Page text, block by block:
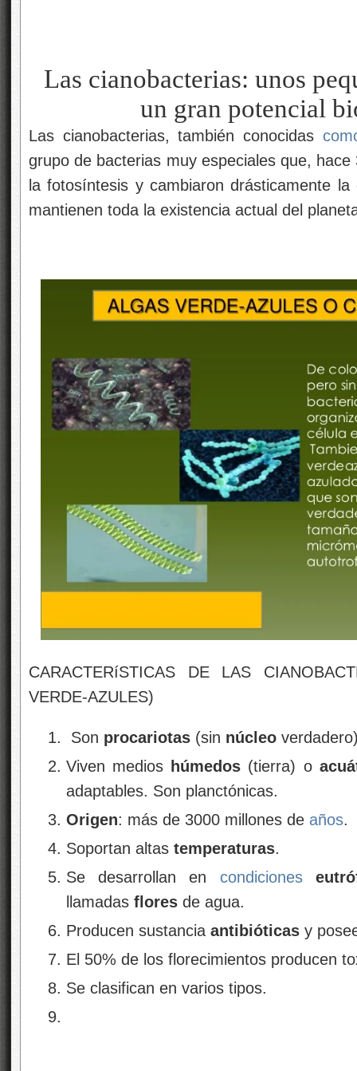
Las cianobacterias: unos
un gran potencial
Las cianobacterias, también conocidas
grupo de bacterias muy especiales que,
la fotosíntesis y cambiaron drásticamente
mantienen toda la existencia actual del
CARACTERíSTICAS DE LAS
VERDE-AZULES)
Son procariotas(sin núcleo
Viven medios húmedos (tierra) o
adaptables. Son planctónicas.
Origen: más de 3000 millones de años.
Soportan altas temperaturas.
Se desarrollan en condiciones
llamadas floresde agua.
Producen sustancia antibióticasy
El 50% de los florecimientos producen
Se clasifican en varios tipos.